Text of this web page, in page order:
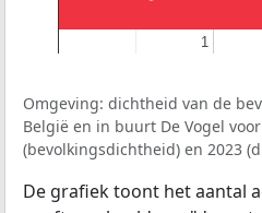
11
Omgeving: dichtheid van de
België en in buurt De Vogel
(bevolkingsdichtheid) en 2023
De grafiek toont het aantal